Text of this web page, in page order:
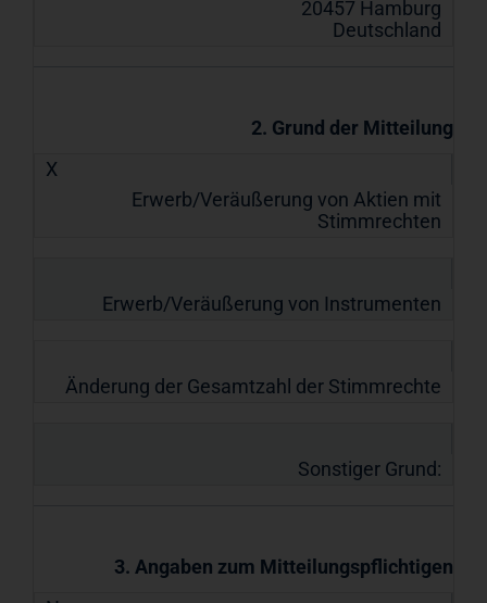
20457 Hamburg
Deutschland
2. Grund der Mitteilung
X
Erwerb/Veräußerung von Aktien mit
Stimmrechten
Erwerb/Veräußerung von Instrumenten
Änderung der Gesamtzahl der Stimmrechte
Sonstiger Grund:
3. Angaben zum Mitteilungspflichtigen